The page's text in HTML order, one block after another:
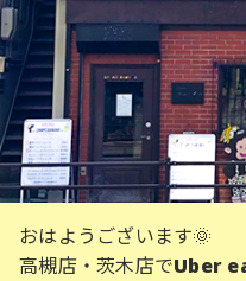
おはようございます🌞
高槻店・茨木店でUber